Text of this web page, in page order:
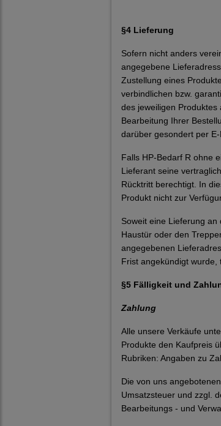
§4 Lieferung
Sofern nicht anders
angegebene
Zustellung eines
verbindlichen bzw.
des jeweiligen
Bearbeitung Ihrer
darüber gesondert per E-
Falls HP-Bedarf R ohne
Lieferant seine
Rücktritt berechtigt. In
Produkt nicht zur
Soweit eine Lieferung an
Haustür oder den
angegebenen
Frist angekündigt wurde,
§5 Fälligkeit und
Zahlung
Alle unsere Verkäufe
Produkte den Kaufpreis
Rubriken: Angaben zu
Die von uns
Umsatzsteuer und zzgl.
Bearbeitungs - und